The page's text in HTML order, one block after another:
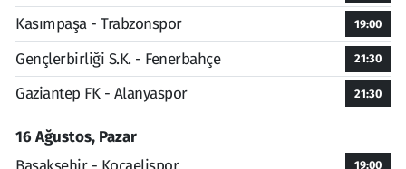
Kasımpaşa - Trabzonspor 19:00
Gençlerbirliği S.K. - Fenerbahçe 21:30
Gaziantep FK - Alanyaspor 21:30
16 Ağustos, Pazar
19:00